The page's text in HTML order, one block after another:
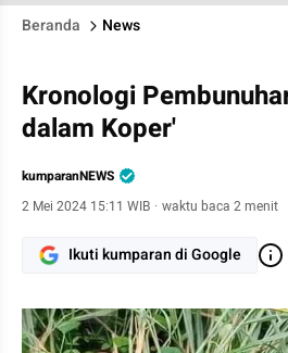
Beranda News
Kronologi
dalam Koper'
kumparanNEWS
2 Mei 2024 15:11 WIB · waktu baca 2 menit
Ikuti kumparan di Google